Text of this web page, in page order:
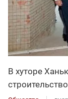
В хуторе